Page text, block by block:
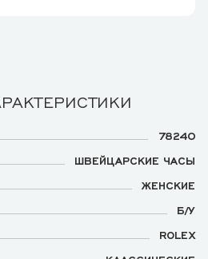
78240
ШВЕЙЦАРСКИЕ ЧАСЫ
ЖЕНСКИЕ
Б/У
ROLEX